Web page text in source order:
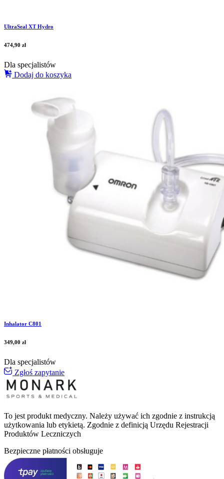
UltraSeal XT Hydro
474,90 zł
Dla specjalistów
Dodaj do koszyka
Inhalator C801
349,00 zł
Dla specjalistów
Zgłoś zapytanie
To jest produkt medyczny. Należy używać ich zgodnie z instrukcją
użytkowania lub etykietą. Zgodnie z definicją Urzędu Rejestracji
Produktów Leczniczych
Bezpieczne płatności obsługuje